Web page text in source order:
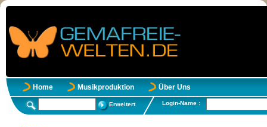
Home Musikproduktion Über Uns
Erweitert Login-Name :